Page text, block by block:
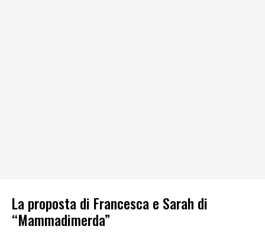
La proposta di Francesca e Sarah di
“Mammadimerda”